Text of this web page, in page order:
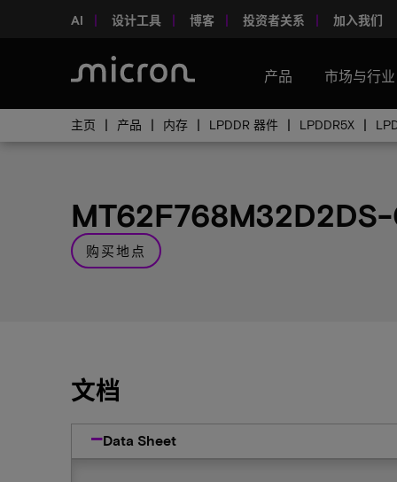
AI 设计工具 博客 投资者关系 加入我们
产品 市场与行业
主页 产品 内存 LPDDR 器件 LPDDR5X
购买地点
文档
Data Sheet